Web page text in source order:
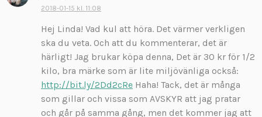
v
e
r
:
2018-01-15 kl. 11:08
Hej Linda! Vad kul att höra. Det värmer verkligen
ska du veta. Och att du kommenterar, det är
härligt! Jag brukar köpa denna, Det är 30 kr för 1/2
kilo, bra märke som är lite miljövänliga också:
http://bit.ly/2Dd2cRe Haha! Tack, det är många
som gillar och vissa som AVSKYR att jag pratar
och går på samma gång, men det kommer jag att